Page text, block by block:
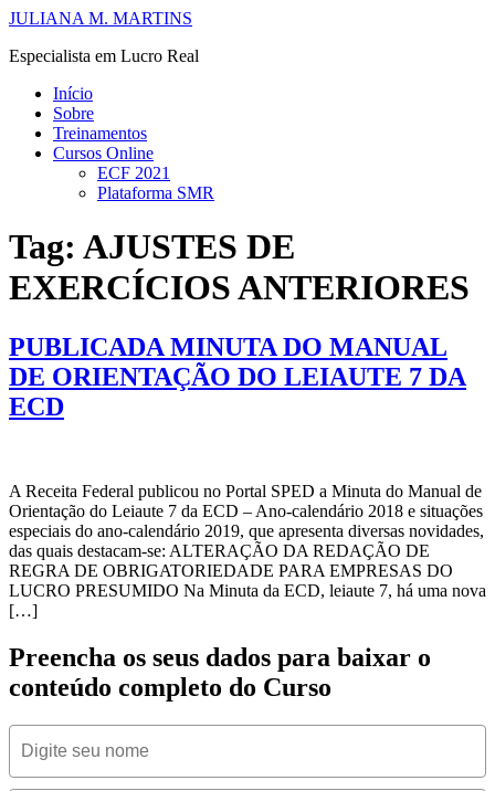
Ir
o
JULIANA M. MARTINS
Especialista em Lucro Real
Início
Sobre
Treinamentos
Cursos Online
ECF 2021
Plataforma SMR
Tag: AJUSTES DE
EXERCÍCIOS ANTERIORES
PUBLICADA MINUTA DO MANUAL
DE ORIENTAÇÃO DO LEIAUTE 7 DA
ECD
A Receita Federal publicou no Portal SPED a Minuta do Manual de
Orientação do Leiaute 7 da ECD – Ano-calendário 2018 e situações
especiais do ano-calendário 2019, que apresenta diversas novidades,
das quais destacam-se: ALTERAÇÃO DA REDAÇÃO DE
REGRA DE OBRIGATORIEDADE PARA EMPRESAS DO
LUCRO PRESUMIDO Na Minuta da ECD, leiaute 7, há uma nova
[…]
Preencha os seus dados para baixar o
conteúdo completo do Curso